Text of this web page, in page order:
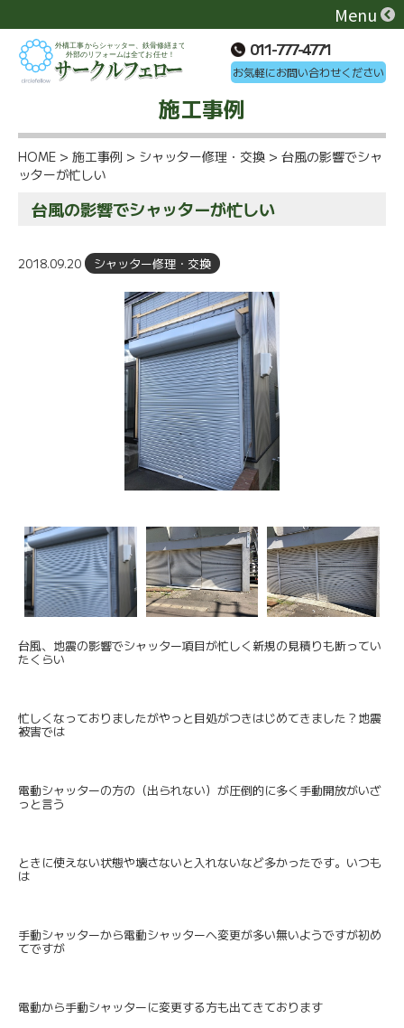
Menu
011-777-4771
お気軽にお問い合わせください
施工事例
HOME > 施工事例 > シャッター修理・交換 > 台風の影響でシャ
ッターが忙しい
台風の影響でシャッターが忙しい
2018.09.20 シャッター修理・交換
台風、地震の影響でシャッター項目が忙しく新規の見積りも断ってい
たくらい
忙しくなっておりましたがやっと目処がつきはじめてきました？地震
被害では
電動シャッターの方の（出られない）が圧倒的に多く手動開放がいざ
っと言う
ときに使えない状態や壊さないと入れないなど多かったです。いつも
は
手動シャッターから電動シャッターへ変更が多い無いようですが初め
てですが
電動から手動シャッターに変更する方も出てきております